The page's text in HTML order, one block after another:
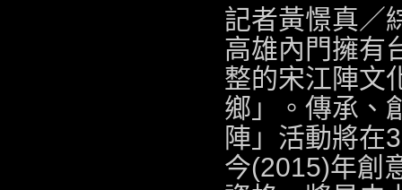
記者黃憬真／
高雄內門擁有
整的宋江陣文
鄉」。傳承、
陣」活動將在
今(2015)年創